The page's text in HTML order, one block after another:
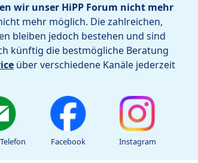
wir unser HiPP Forum nicht mehr
mehr möglich. Die zahlreichen,
bleiben jedoch bestehen und sind
künftig die bestmögliche Beratung
über verschiedene Kanäle jederzeit
Facebook Instagram